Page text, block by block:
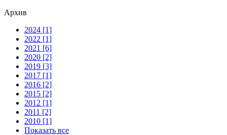
Архив
2024 [1]
2022 [1]
2021 [6]
2020 [2]
2019 [3]
2017 [1]
2016 [2]
2015 [2]
2012 [1]
2011 [2]
2010 [1]
Показать все